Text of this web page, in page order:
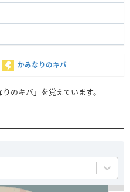
かみなりのキバ
のキバ」を覚えています。